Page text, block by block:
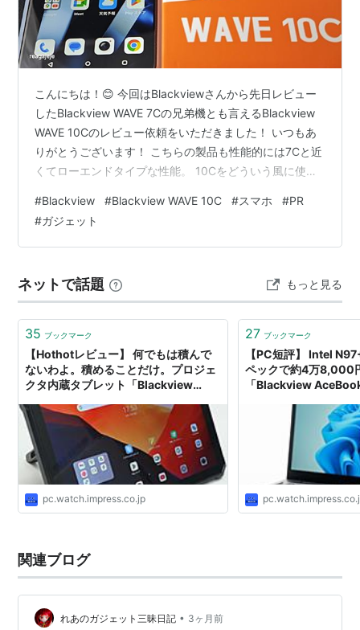
こんにちは！😊 今回はBlackviewさんから先日レビュー
したBlackview WAVE 7Cの兄弟機とも言えるBlackview
WAVE 10Cのレビュー依頼をいただきました！ いつもあ
りがとうございます！ こちらの製品も性能的には7Cと近
くてローエンドタイプな性能。 10Cをどういう風に使っ
と思います。 お得情報！ 5月31日まで 32GB版：13,100
円 128GB版：16,100円 となっております。 それでは今
回のレビュー品リンクです。 ✨Amazon Blackview
#Blackview #Blackview WAVE 10C #スマホ #PR
#ガジェット
ネットで話題 もっと見る
35 ブックマーク
【Hothotレビュー】 何でもは積んで
ないわよ。積めることだけ。プロジェ
クタ内蔵タブレット「Blackview
pc.watch.impress.co.jp
27 ブックマーク
【PC短評】 Intel
ペックで約4万8,000
「Blackview
関連ブログ
れあのガジェット三昧日記 • 3ヶ月前